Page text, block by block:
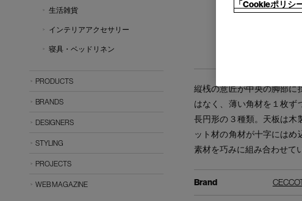
縦桟の意匠が中央の脚部に
はなく、薄い角材を１枚ず
長円形の３種類。天板は木
ット材の角材が十字には
素材を巧みに組み合わせて
Brand
生活雑貨
インテリアアクセサリー
寝具・ベッドリネン
PRODUCTS
BRANDS
DESIGNERS
STYLING
PROJECTS
WEB MAGAZINE
「Cookieポリ